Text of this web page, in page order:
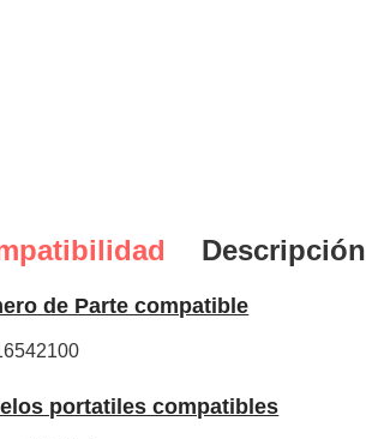
Descripción
de Parte compatible
portatiles compatibles